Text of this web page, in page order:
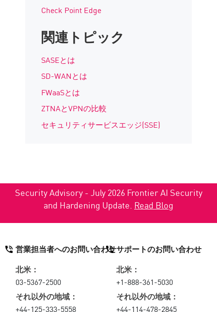
Check Point Edge
関連トピック
SASEとは
SD-WANとは
FWaaSとは
ZTNAとVPNの比較
セキュリティサービスエッジ(SSE)
Security Advisory - July 2026 Frontier AI Security
and Hardening Update. Read Blog
営業担当者へのお問い合わせ
北米：
03-5367-2500
それ以外の地域：
+44-125-333-5558
サポートのお問い合わせ
北米：
+1-888-361-5030
それ以外の地域：
+44-114-478-2845